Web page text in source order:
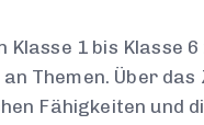
Klasse 1 bis Klasse
Themen. Über
Fähigkeiten und